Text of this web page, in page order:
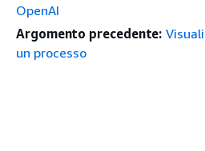
OpenAI
Argomento precedente:
un processo